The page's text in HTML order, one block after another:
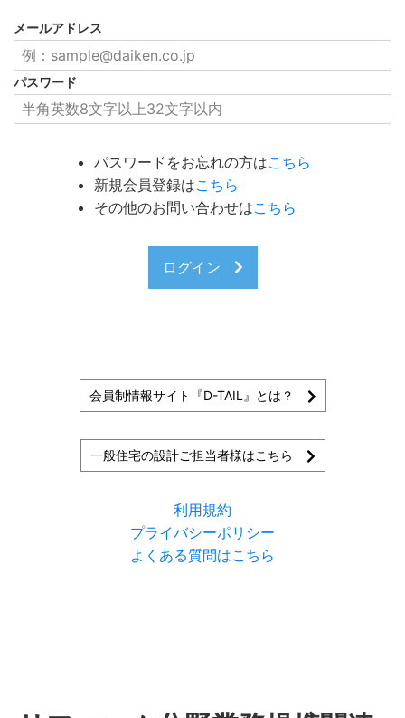
メールアドレス
パスワード
パスワードをお忘れの方はこちら
新規会員登録はこちら
その他のお問い合わせはこちら
ログイン
会員制情報サイト『D-TAIL』とは？
一般住宅の設計ご担当者様はこちら
利用規約
プライバシーポリシー
よくある質問はこちら